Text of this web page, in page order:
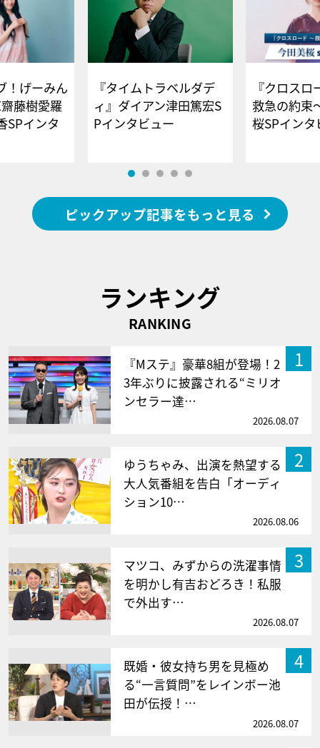
！げーみん
藤樹愛羅
SPインタ
『タイムトラベルダデ
ィ』ダイアン津田篤宏S
Pインタビュー
『クロス
救急の約束
桜SPイ
ピックアップ記事をもっと見る
ランキング
RANKING
1
『Mステ』豪華8組が登場！2
3年ぶりに披露される“ミリオ
ンセラー達…
2026.08.07
2
ゆうちゃみ、出演を熱望する
大人気番組を告白「オーディ
ション10…
2026.08.06
3
マツコ、みずからの洗濯事情
を明かし有吉おどろき！私服
で外出す…
2026.08.07
4
既婚・彼女持ち男を見極め
る“一言質問”をレインボー池
田が伝授！…
2026.08.07